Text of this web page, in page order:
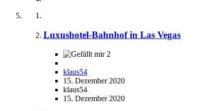
Luxushotel-Bahnhof in Las Vegas
2
klaus54
15. Dezember 2020
klaus54
15. Dezember 2020